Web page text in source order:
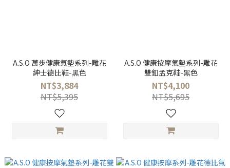
A.S.O 萬步健康氣墊系列-雕花
紳士德比鞋-黑色
NT$3,884
NT$5,395
A.S.O 健康按摩氣墊系列-雕花
雙釦孟克鞋-黑色
NT$4,100
NT$5,695